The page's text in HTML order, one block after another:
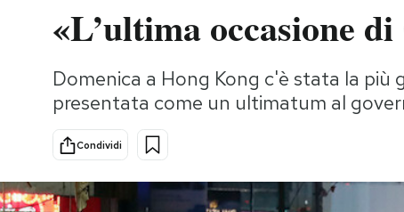
Consumismi
Storie/Idee
Ok Boomer!
Media
Europa
«L’ultima occasione
Domenica a Hong Kong c'è stata la più
presentata come un ultimatum al
Condividi